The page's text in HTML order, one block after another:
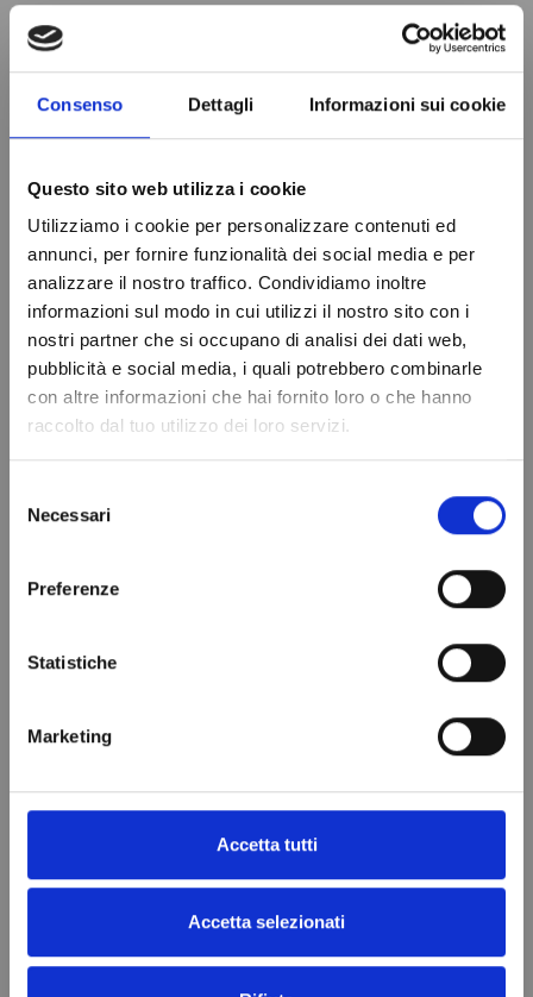
Consenso Dettagli Informazioni sui cookie
Questo sito web utilizza i cookie
Utilizziamo i cookie per personalizzare contenuti ed
annunci, per fornire funzionalità dei social media e per
analizzare il nostro traffico. Condividiamo inoltre
informazioni sul modo in cui utilizzi il nostro sito con i
nostri partner che si occupano di analisi dei dati web,
pubblicità e social media, i quali potrebbero combinarle
con altre informazioni che hai fornito loro o che hanno
raccolto dal tuo utilizzo dei loro servizi.
delNecessari
Preferenze
Statistiche
Marketing
Accetta tutti
Accetta selezionati
Sonda
2-NTC/PTC
Rivenditori ufficiali per l'Europa